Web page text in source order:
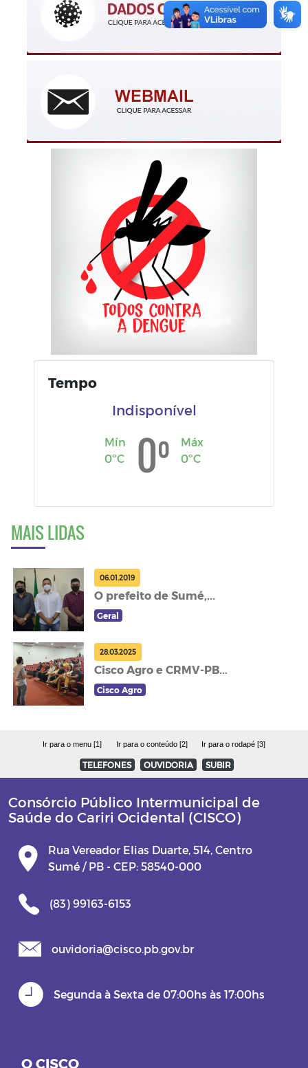
Tempo
Indisponível
Mín
0ºC
0º
Máx
0ºC
MAIS LIDAS
06.01.2019
O prefeito de Sumé,...
Geral
28.03.2025
Cisco Agro e CRMV-PB...
Cisco Agro
Ir para o menu [1] Ir para o conteúdo [2] Ir para o rodapé [3]
TELEFONES OUVIDORIA SUBIR
Consórcio Público Intermunicipal de
Saúde do Cariri Ocidental (CISCO)
Rua Vereador Elias Duarte, 514, Centro
Sumé / PB - CEP: 58540-000
(83) 99163-6153
ouvidoria@cisco.pb.gov.br
Segunda à Sexta de 07:00hs às 17:00hs
O CISCO